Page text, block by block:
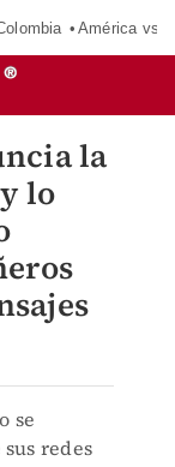
América vs
la
lo
se
redes